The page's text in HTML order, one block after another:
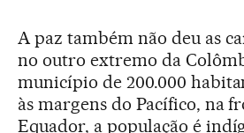
A paz também não deu as
no outro extremo da
município de 200.000
às margens do Pacífico, na
Equador, a população é